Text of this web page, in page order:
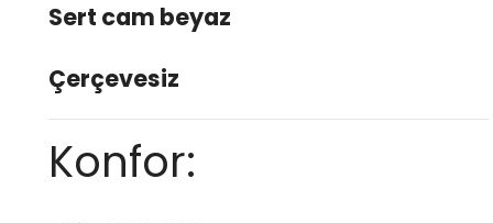
Sert cam beyaz
Çerçevesiz
Konfor: